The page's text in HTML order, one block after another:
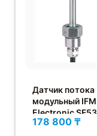
Датчик потока
модульный IFM
Electronic
178 800 ₸